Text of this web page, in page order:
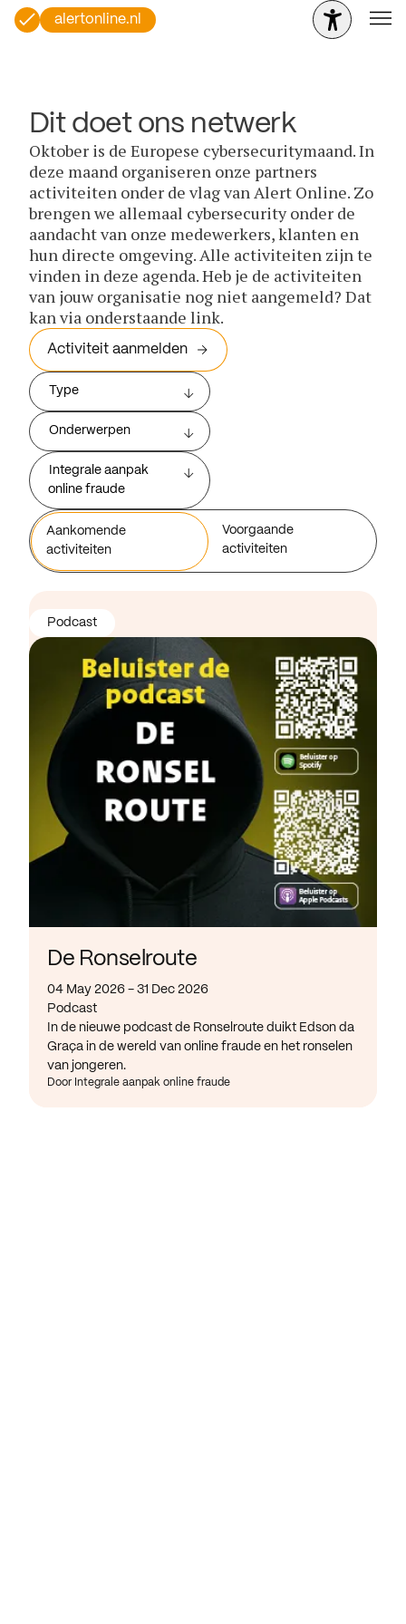
alertonline.nl
Dit doet ons netwerk
Oktober is de Europese cybersecuritymaand. In
deze maand organiseren onze partners
activiteiten onder de vlag van Alert Online. Zo
brengen we allemaal cybersecurity onder de
aandacht van onze medewerkers, klanten en
hun directe omgeving. Alle activiteiten zijn te
vinden in deze agenda. Heb je de activiteiten
van jouw organisatie nog niet aangemeld? Dat
kan via onderstaande link.
Activiteit aanmelden
Type
Onderwerpen
Integrale aanpak
online fraude
Aankomende
activiteiten
Voorgaande
activiteiten
De Ronselroute
04 May 2026 - 31 Dec 2026
Podcast
In de nieuwe podcast de Ronselroute duikt Edson da
Graça in de wereld van online fraude en het ronselen
van jongeren.
Door Integrale aanpak online fraude
Podcast